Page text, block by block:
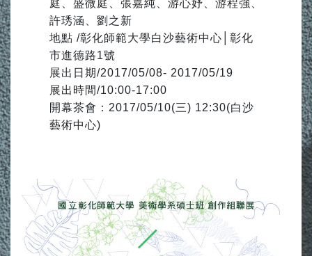
庭、盛微庭、張嘉純、游心妤、游程強、
許琇涵、劉之新
地點 /彰化師範大學白沙藝術中心│彰化
市進德路1號
展出日期/2017/05/08- 2017/05/19
展出時間/10:00-17:00
開幕茶會：2017/05/10(三) 12:30(白沙
藝術中心)